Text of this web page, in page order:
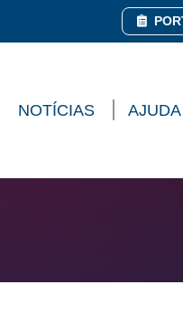
NOTÍCIAS AJUDA